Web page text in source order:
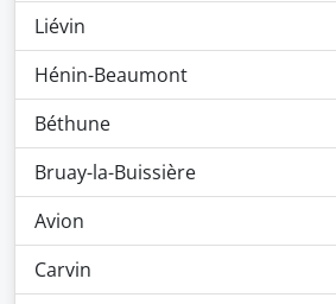
Liévin
Hénin-Beaumont
Béthune
Bruay-la-Buissière
Avion
Carvin